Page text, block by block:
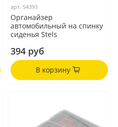
арт. 54393
Органайзер
автомобильный на спинку
сиденья Stels
394 руб
В корзину